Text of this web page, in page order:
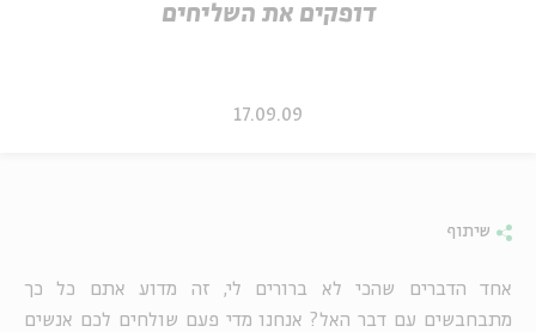
דופקים את השליחים
17.09.09
שיתוף
אחד הדברים שהכי לא ברורים לי, זה מדוע אתם כל כך
מתבחבשים עם דבר האל? אנחנו מדי פעם שולחים לכם אנשים